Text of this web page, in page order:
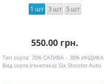
1 шт 3 шт 5 шт
550.00 грн.
Тип сорта: 70% САТИВА - 30% ИНДИКА
Вид сорта (генетика): Six Shooter Auto